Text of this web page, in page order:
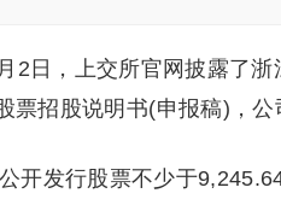
2日，上交所官网披露了
票招股说明书(申报稿)，公
开发行股票不少于